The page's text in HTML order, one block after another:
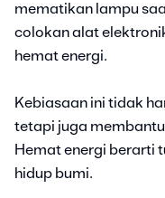
mematikan lampu
colokan alat
hemat energi.
Kebiasaan ini tidak
tetapi juga
Hemat energi berarti
hidup bumi.